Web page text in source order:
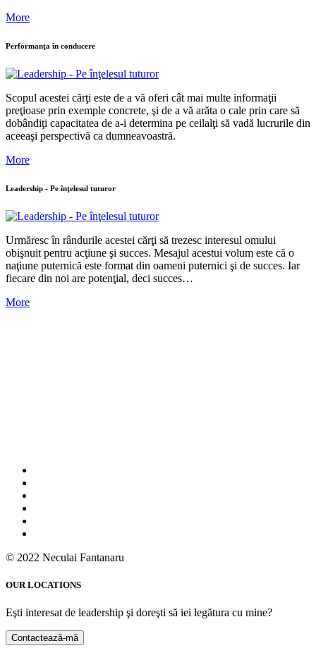
More
Performanţa în conducere
Scopul acestei cărţi este de a vă oferi cât mai multe informaţii
preţioase prin exemple concrete, şi de a vă arăta o cale prin care să
dobândiţi capacitatea de a-i determina pe ceilalţi să vadă lucrurile din
aceeaşi perspectivă ca dumneavoastră.
More
Leadership - Pe înţelesul tuturor
Urmăresc în rândurile acestei cărţi să trezesc interesul omului
obişnuit pentru acţiune şi succes. Mesajul acestui volum este că o
naţiune puternică este format din oameni puternici şi de succes. Iar
fiecare din noi are potenţial, deci succes…
More
© 2022 Neculai Fantanaru
OUR LOCATIONS
Eşti interesat de leadership şi doreşti să iei legătura cu mine?
Contactează-mă